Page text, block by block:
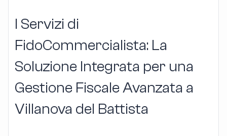
I Servizi di
FidoCommercialista: La
Soluzione Integrata per una
Gestione Fiscale Avanzata a
Villanova del Battista